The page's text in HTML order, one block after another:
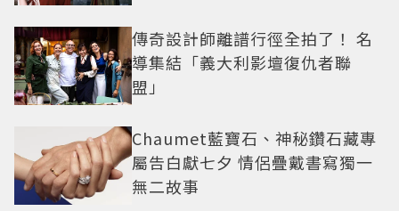
傳奇設計師離譜行徑全拍了！ 名
導集結「義大利影壇復仇者聯
盟」
Chaumet藍寶石、神秘鑽石藏專
屬告白獻七夕 情侶疊戴書寫獨一
無二故事